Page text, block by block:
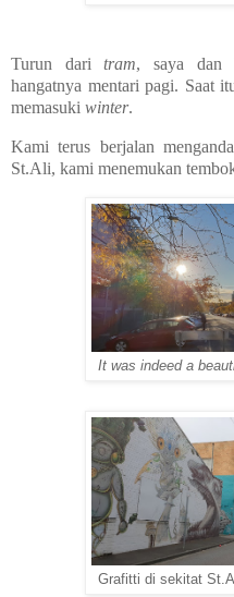
Turun daritram, saya dan
hangatnya mentari pagi. Saat
memasuki winter.
Kami terus berjalan
St.Ali, kami menemukan
It was indeed a
Grafitti di sekitat